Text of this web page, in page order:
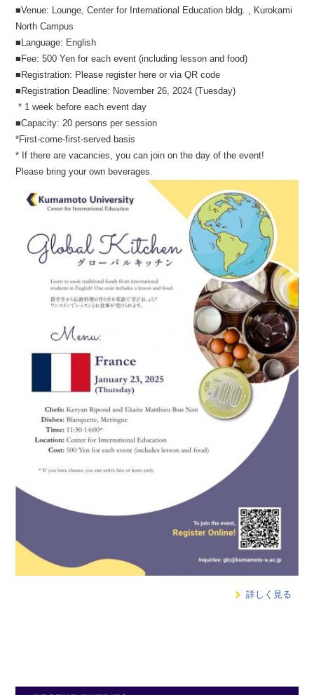
■Venue: Lounge, Center for International Education bldg. , Kurokami
North Campus
■Language: English
■Fee: 500 Yen for each event (including lesson and food)
■Registration: Please register here or via QR code
■Registration Deadline: November 26, 2024 (Tuesday)
* 1 week before each event day
■Capacity: 20 persons per session
*First-come-first-served basis
* If there are vacancies, you can join on the day of the event!
Please bring your own beverages.
詳しく見る